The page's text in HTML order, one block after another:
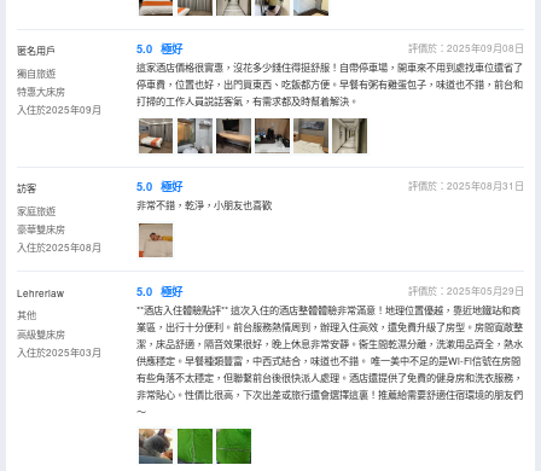
匿名用戶
獨自旅遊
特惠大床房
入住於2025年09月
5.0 極好
評價於：2025年09月08日
這家酒店價格很實惠，沒花多少錢住得挺舒服！自帶停車場，開車來不用到處找車位還省了
停車費，位置也好，出門買東西、吃飯都方便。早餐有粥有雞蛋包子，味道也不錯，前台和
打掃的工作人員説話客氣，有需求都及時幫着解決。
訪客
家庭旅遊
豪華雙床房
入住於2025年08月
5.0 極好
評價於：2025年08月31日
非常不錯，乾淨，小朋友也喜歡
Lehrerlaw
其他
高級雙床房
入住於2025年03月
5.0 極好
評價於：2025年05月29日
**酒店入住體驗點評** 這次入住的酒店整體體驗非常滿意！地理位置優越，靠近地鐵站和商
業區，出行十分便利。前台服務熱情周到，辦理入住高效，還免費升級了房型。房間寬敞整
潔，床品舒適，隔音效果很好，晚上休息非常安靜。衞生間乾濕分離，洗漱用品齊全，熱水
供應穩定。早餐種類豐富，中西式結合，味道也不錯。 唯一美中不足的是Wi-Fi信號在房間
有些角落不太穩定，但聯繫前台後很快派人處理。酒店還提供了免費的健身房和洗衣服務，
非常貼心。性價比很高，下次出差或旅行還會選擇這裏！推薦給需要舒適住宿環境的朋友們
～